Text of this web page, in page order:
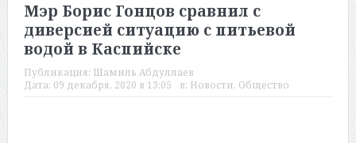
Мэр Борис Гонцов сравнил с
диверсией ситуацию с питьевой
водой в Каспийске
Публикация: Шамиль Абдуллаев
Дата: 09 декабря, 2020 в 13:05 в: Новости, Общество